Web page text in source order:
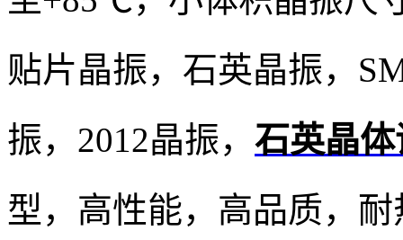
贴片晶振， 石英晶振，
振，2012晶振， 石英晶
型，高性能，高品质，